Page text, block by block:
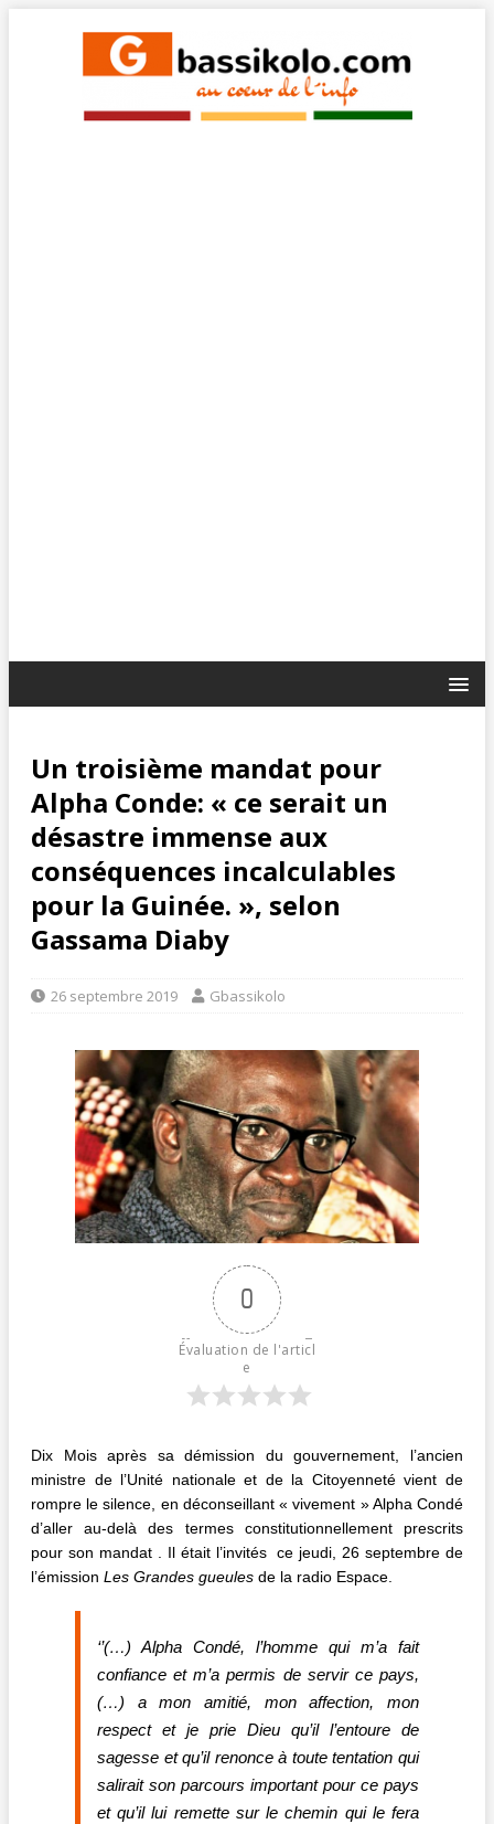
Un troisième mandat pour
Alpha Conde: « ce serait un
désastre immense aux
conséquences incalculables
pour la Guinée. », selon
Gassama Diaby
26 septembre 2019 Gbassikolo
0
Évaluation de l'articl
e
Dix Mois après sa démission du gouvernement, l’ancien
ministre de l’Unité nationale et de la Citoyenneté vient de
rompre le silence, en déconseillant « vivement » Alpha Condé
d’aller au-delà des termes constitutionnellement prescrits
pour son mandat . Il était l’invités ce jeudi, 26 septembre de
l’émission Les Grandes gueules de la radio Espace.
‘’(…) Alpha Condé, l’homme qui m’a fait
confiance et m’a permis de servir ce pays,
(…) a mon amitié, mon affection, mon
respect et je prie Dieu qu’il l’entoure de
sagesse et qu’il renonce à toute tentation qui
salirait son parcours important pour ce pays
et qu’il lui remette sur le chemin qui le fera